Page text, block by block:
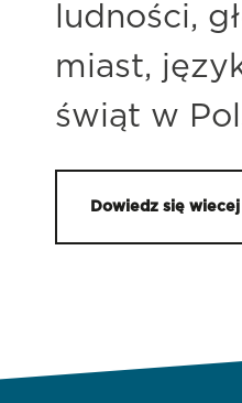
ludności,
miast,
świąt w
Dowiedz się wiecej